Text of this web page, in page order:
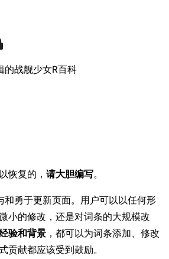
的战舰少女R百科
恢复的， 请大胆编写。
和勇于更新页面。用户可以以任何形
小的修改，还是对词条的大规模改
验和背景 ，都可以为词条添加、修改
贡献都应该受到鼓励。